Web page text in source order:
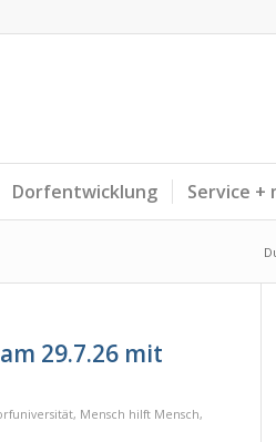
Dorfentwicklung Service +
29.7.26 mit
, Mensch hilft Mensch,